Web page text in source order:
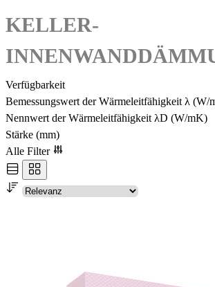
KELLER-
Verfügbarkeit
Bemessungswert der Wärmeleitfähigkeit λ (W/
Nennwert der Wärmeleitfähigkeit λD (W/mK)
Stärke (mm)
Alle Filter